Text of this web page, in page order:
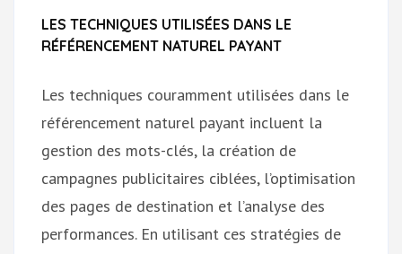
LES TECHNIQUES UTILISÉES DANS LE
RÉFÉRENCEMENT NATUREL PAYANT
Les techniques couramment utilisées dans le
référencement naturel payant incluent la
gestion des mots-clés, la création de
campagnes publicitaires ciblées, l’optimisation
des pages de destination et l’analyse des
performances. En utilisant ces stratégies de